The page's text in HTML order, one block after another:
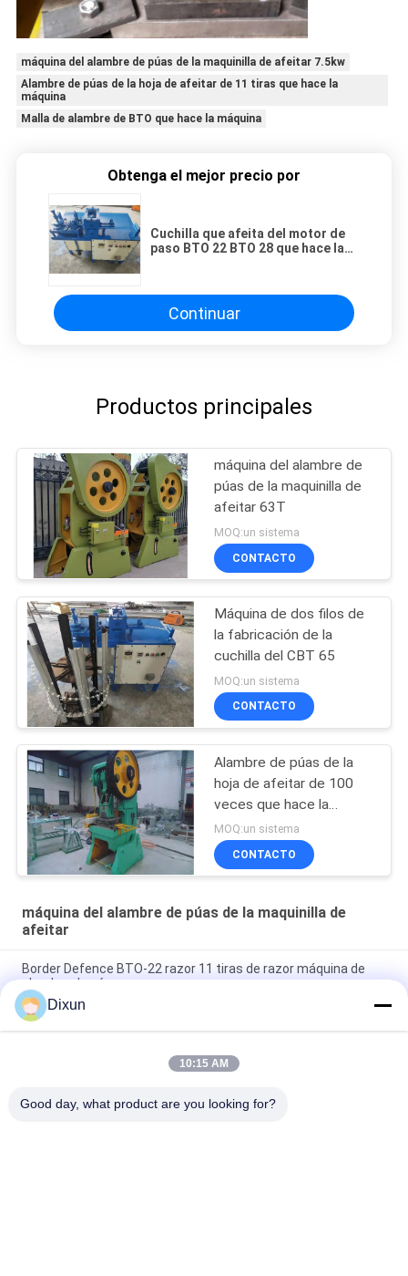
máquina del alambre de púas de la maquinilla de afeitar 7.5kw
Alambre de púas de la hoja de afeitar de 11 tiras que hace la
máquina
Malla de alambre de BTO que hace la máquina
Obtenga el mejor precio por
Cuchilla que afeita del motor de
paso BTO 22 BTO 28 que hace la
Continuar
Productos principales
máquina del alambre de
púas de la maquinilla de
afeitar 63T
MOQ:un sistema
CONTACTO
Máquina de dos filos de
la fabricación de la
cuchilla del CBT 65
MOQ:un sistema
CONTACTO
Alambre de púas de la
hoja de afeitar de 100
veces que hace la
máquina
MOQ:un sistema
CONTACTO
máquina del alambre de púas de la maquinilla de
afeitar
Border Defence BTO-22 razor 11 tiras de razor máquina de
alambre de púas
Punch Pressure 63T BTO-22 11 tiras de alambre de afeitar
que hace la máquina
Velocidad de producción 220-280m/h 9 bandas BTO-22
Dixun
10:15 AM
Good day, what product are you looking for?